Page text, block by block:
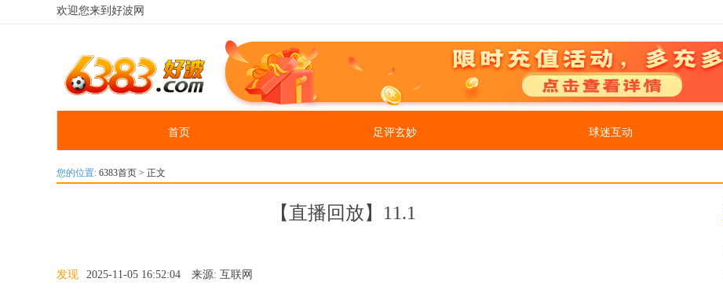
欢迎您来到好波网
首页 足评玄妙 球迷互动
您的位置: 6383首页 > 正文
【直播回放】11.1
发现 2025-11-05 16:52:04 来源: 互联网